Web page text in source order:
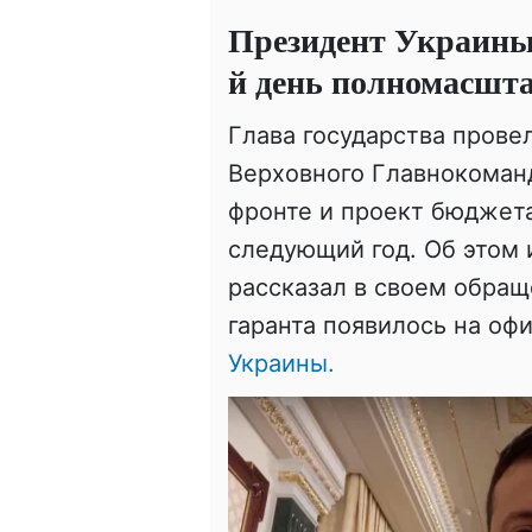
Президент
й день
Глава государства
Верховного
фронте и проект
следующий год. Об этом
рассказал в своем
гаранта появилось на
Украины.